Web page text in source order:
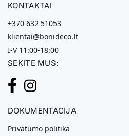
KONTAKTAI
+370 632 51053
klientai@bonideco.lt
I-V 11:00-18:00
SEKITE MUS:
DOKUMENTACIJA
Privatumo politika